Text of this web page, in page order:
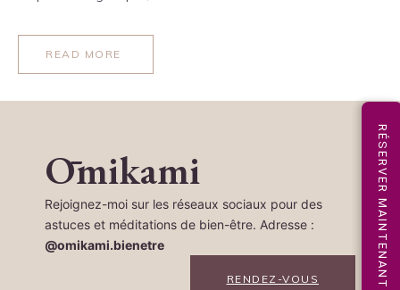
READ MORE
Ōmikami
Rejoignez-moi sur les réseaux sociaux pour des
astuces et méditations de bien-être. Adresse :
@omikami.bienetre
RENDEZ-VOUS RÉSERVER MAINTENANT